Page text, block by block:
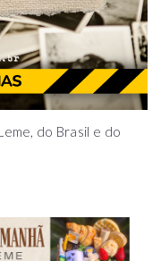
do Brasil e do